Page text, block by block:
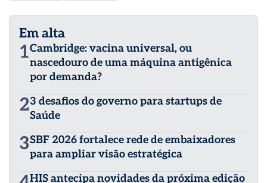
Em alta
1Cambridge: vacina universal, ou
nascedouro de uma máquina antigênica
por demanda?
23 desafios do governo para startups de
Saúde
3SBF 2026 fortalece rede de embaixadores
para ampliar visão estratégica
HIS antecipa novidades da próxima edição